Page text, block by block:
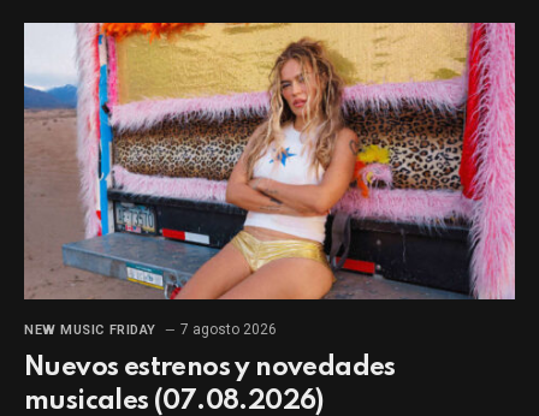
NEW MUSIC FRIDAY 7 agosto 2026
Nuevos estrenos y novedades
musicales (07.08.2026)